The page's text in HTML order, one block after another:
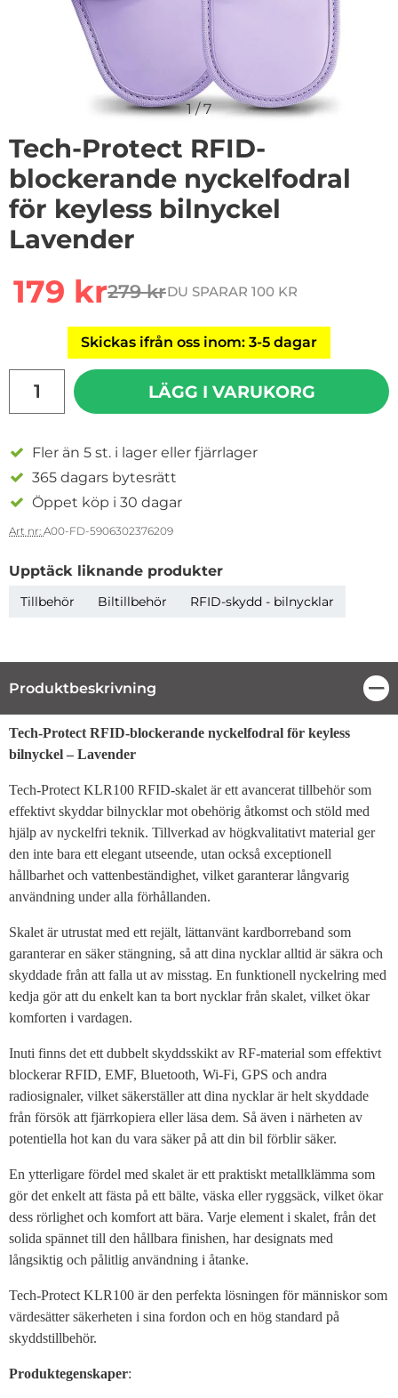
1/7
Tech-Protect RFID-
blockerande nyckelfodral
för keyless bilnyckel 
Lavender
rea pris
179 krtidigare pris
279 krDU SPARAR 100 KR
Skickas ifrån oss inom: 3-5 dagar
LÄGG I VARUKORG
Fler än 5 st. i lager eller fjärrlager
365 dagars bytesrätt
Öppet köp i 30 dagar
Art nr: A00-FD-5906302376209
Upptäck liknande produkter
Tillbehör Biltillbehör RFID-skydd - bilnycklar
Produktbeskrivning
Produktbeskrivning
Tech-Protect RFID-blockerande nyckelfodral för keyless
bilnyckel – Lavender
Tech-Protect KLR100 RFID-skalet är ett avancerat tillbehör som
effektivt skyddar bilnycklar mot obehörig åtkomst och stöld med
hjälp av nyckelfri teknik. Tillverkad av högkvalitativt material ger
den inte bara ett elegant utseende, utan också exceptionell
hållbarhet och vattenbeständighet, vilket garanterar långvarig
användning under alla förhållanden.
Skalet är utrustat med ett rejält, lättanvänt kardborreband som
garanterar en säker stängning, så att dina nycklar alltid är säkra och
skyddade från att falla ut av misstag. En funktionell nyckelring med
kedja gör att du enkelt kan ta bort nycklar från skalet, vilket ökar
komforten i vardagen.
Inuti finns det ett dubbelt skyddsskikt av RF-material som effektivt
blockerar RFID, EMF, Bluetooth, Wi-Fi, GPS och andra
radiosignaler, vilket säkerställer att dina nycklar är helt skyddade
från försök att fjärrkopiera eller läsa dem. Så även i närheten av
potentiella hot kan du vara säker på att din bil förblir säker.
En ytterligare fördel med skalet är ett praktiskt metallklämma som
gör det enkelt att fästa på ett bälte, väska eller ryggsäck, vilket ökar
dess rörlighet och komfort att bära. Varje element i skalet, från det
solida spännet till den hållbara finishen, har designats med
långsiktig och pålitlig användning i åtanke.
Tech-Protect KLR100 är den perfekta lösningen för människor som
värdesätter säkerheten i sina fordon och en hög standard på
skyddstillbehör.
Produktegenskaper: